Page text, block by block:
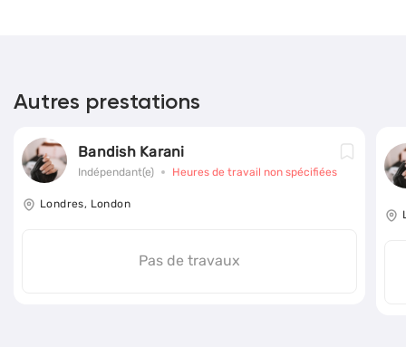
Autres prestations
Bandish Karani
Indépendant(e) Heures de travail non spécifiées
Londres, London
Pas de travaux